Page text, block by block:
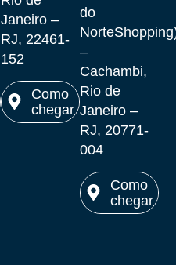
Janeiro –
RJ, 22461-
152
Como
chegar
do
–
Cachambi,
Rio de
Janeiro –
RJ, 20771-
004
Como
chegar